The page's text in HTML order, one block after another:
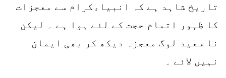
تاریخ شاہد ہے کہ انبیاءکرام سے معجزات
کا ظہور اتمام حجت کے لئے ہوا ہے ۔ لیکن
نا سعید لوگ معجزہ دیکھ کر بھی ایمان
نہیں لائے ۔